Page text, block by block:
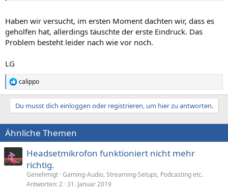
Haben wir versucht, im ersten Moment dachten wir, dass es
geholfen hat, allerdings täuschte der erste Eindruck. Das
Problem besteht leider nach wie vor noch.
LG
R
e
a
i
o
n
e
n
:
calippo
Du musst dich einloggen oder registrieren, um hier zu antworten.
Ähnliche Themen
Headsetmikrofon funktioniert nicht mehr
richtig.
Genehmigt Gaming-Audio, Streaming-Setups, Podcasting etc.
Antworten 2 31. Januar 2019